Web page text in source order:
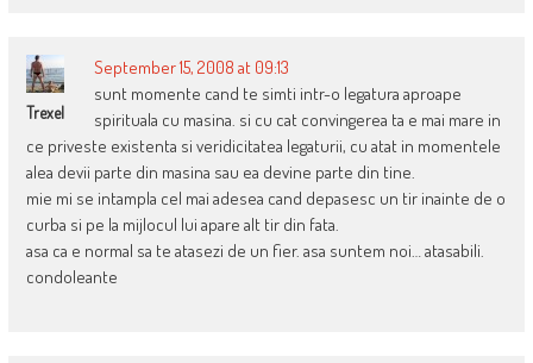
Trexel
September 15, 2008 at 09:13
sunt momente cand te simti intr-o legatura aproape
spirituala cu masina. si cu cat convingerea ta e mai mare in
ce priveste existenta si veridicitatea legaturii, cu atat in momentele
alea devii parte din masina sau ea devine parte din tine.
mie mi se intampla cel mai adesea cand depasesc un tir inainte de o
curba si pe la mijlocul lui apare alt tir din fata.
asa ca e normal sa te atasezi de un fier. asa suntem noi… atasabili.
condoleante